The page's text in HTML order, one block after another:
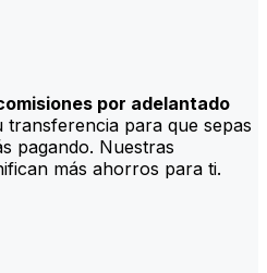
por adelantado
para que sepas
pagando. Nuestras
más ahorros para ti.